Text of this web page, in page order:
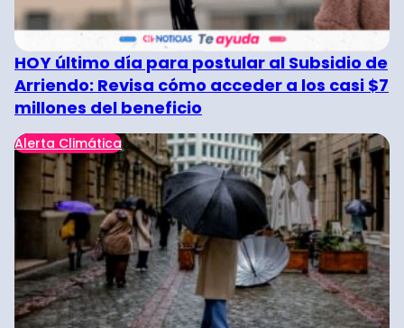
HOY último día para postular al Subsidio de
Arriendo: Revisa cómo acceder a los casi $7
millones del beneficio
Alerta Climática